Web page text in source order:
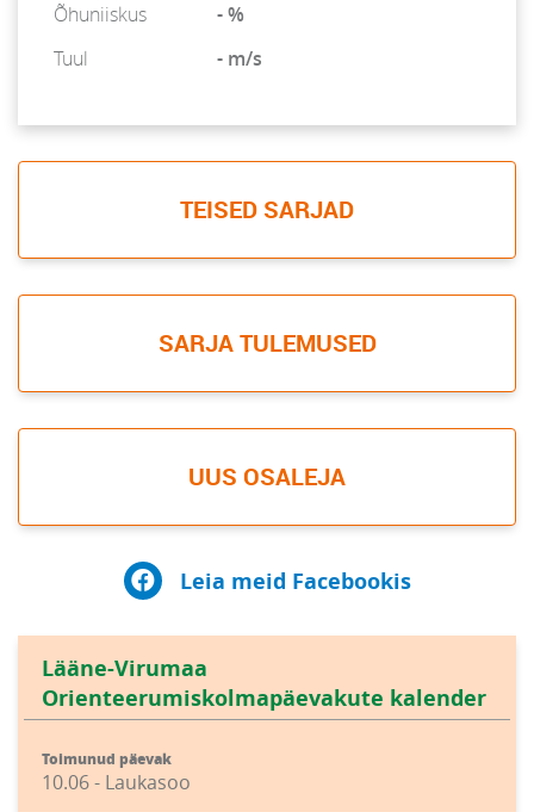
Õhuniiskus
- %
Tuul
- m/s
TEISED SARJAD
SARJA TULEMUSED
UUS OSALEJA
Leia meid Facebookis
Lääne-Virumaa
Orienteerumiskolmapäevakute kalender
Toimunud päevak
10.06 - Laukasoo